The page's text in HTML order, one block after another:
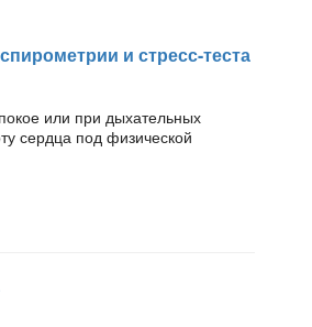
и стресс-теста
или при дыхательных
сердца под физической